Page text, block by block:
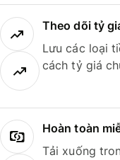
Theo dõi tỷ
Lưu các loại
cách tỷ giá
Hoàn toàn
Tải xuống